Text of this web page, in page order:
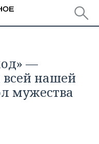
—
нашей
мужества